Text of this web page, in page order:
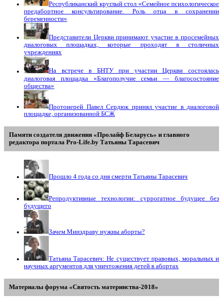
Республиканский круглый стол «Семейное психологическое
предабортное консультирование. Роль отца в сохранении
беременности»
Представители Церкви принимают участие в просемейных
диалоговых площадках, которые проходят в столичных
учреждениях
На встрече в БНТУ при участии Церкви состоялась
диалоговая площадка «Благополучие семьи — благосостояние
общества»
Протоиерей Павел Сердюк принял участие в диалоговой
площадке, организованной БСЖ
Памяти создателя движения «Пролайф Беларусь» и главного
редактора портала Pro-Life.by Tатьяны Tарасевич
Прошло 4 года со дня смерти Татьяны Тарасевич
Репродуктивные технологии: суррогатное будущее без
будущего
Зачем Минздраву нужны аборты?
Татьяна Тарасевич: Не существует правовых, моральных и
научных аргументов для уничтожения детей в абортах
Материалы форума «Святость материнства-2018»